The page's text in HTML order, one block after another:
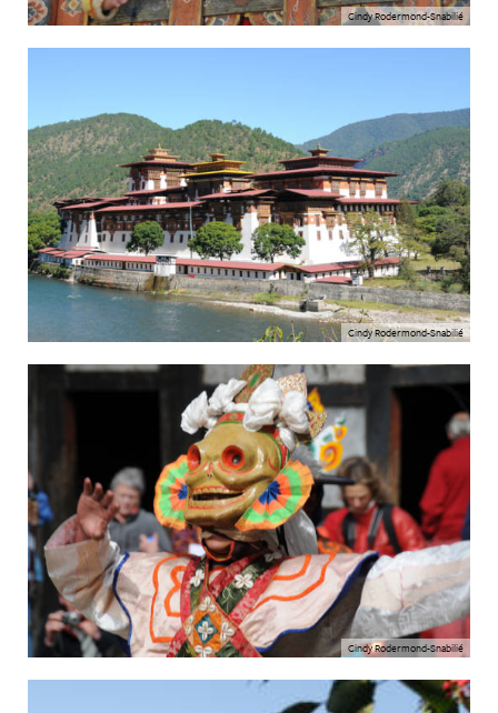
Cindy Rodermond-Snabilié
Cindy Rodermond-Snabilié
Cindy Rodermond-Snabilié